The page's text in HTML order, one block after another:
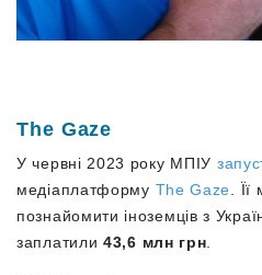
The Gaze
У червні 2023 року МПІУ
медіаплатформу The Gaze .
познайомити іноземців з
заплатили 43,6 млн грн